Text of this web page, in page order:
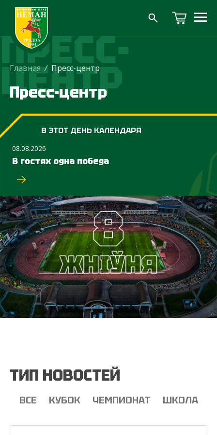
ПРЕСС-
ЦЕНТР
Главная / Пресс-центр
Пресс-центр
В ЭТОТ ДЕНЬ КАЛЕНДАРЯ
08.08.2026
В гостях одна победа
ТИП НОВОСТЕЙ
ВСЕ КУБОК ЧЕМПИОНАТ ШКОЛА